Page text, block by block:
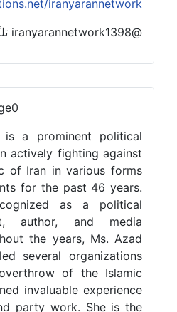
is a prominent political
actively fighting against
of Iran in various forms
for the past 46 years.
as a political
author, and media
the years, Ms. Azad
several organizations
of the Islamic
invaluable experience
party work. She is the
iranyarannetwork
@iranyarannetwork1398 تلگرام